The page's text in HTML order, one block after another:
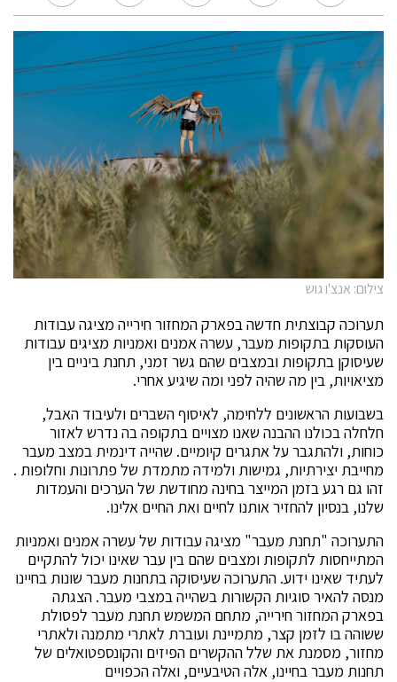
צילום: אנצ'ו גוש
תערוכה קבוצתית חדשה בפארק המחזור חירייה מציגה עבודות
העוסקות בתקופות מעבר, עשרה אמנים ואמניות מציגים עבודות
שעיסוקן בתקופות ובמצבים שהם גשר זמני, תחנת ביניים בין
מציאויות, בין מה שהיה לפני ומה שיגיע אחרי.
בשבועות הראשונים ללחימה, לאיסוף השברים ולעיבוד האבל,
חלחלה בכולנו ההבנה שאנו מצויים בתקופה בה נדרש לאזור
כוחות, ולהתגבר על אתגרים קיומיים. שהייה דינמית במצב מעבר
מחייבת יצירתיות, גמישות ולמידה מתמדת של פתרונות וחלופות .
זהו גם רגע בזמן המייצר בחינה מחודשת של הערכים והעמדות
שלנו, בנסיון להחזיר אותנו לחיים ואת החיים אלינו.
התערוכה "תחנת מעבר" מציגה עבודות של עשרה אמנים ואמניות
המתייחסות לתקופות ומצבים שהם בין עבר שאינו יכול להתקיים
לעתיד שאינו ידוע. התערוכה שעיסוקה בתחנות מעבר שונות בחיינו
מנסה להאיר סוגיות הקשורות בשהייה במצבי מעבר. הצגתה
בפארק המחזור חירייה, מתחם המשמש תחנת מעבר לפסולת
ששוהה בו לזמן קצר, מתמיינת ועוברת לאתרי מתמנה ולאתרי
מחזור, מסמנת את שלל ההקשרים הפיזים והקונספטואלים של
תחנות מעבר בחיינו, אלה הטיבעיים, ואלה הכפויים